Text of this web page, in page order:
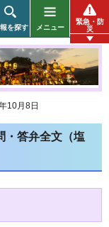
を探す メニュー
緊急・防
災
10月8日
・答弁全文（塩